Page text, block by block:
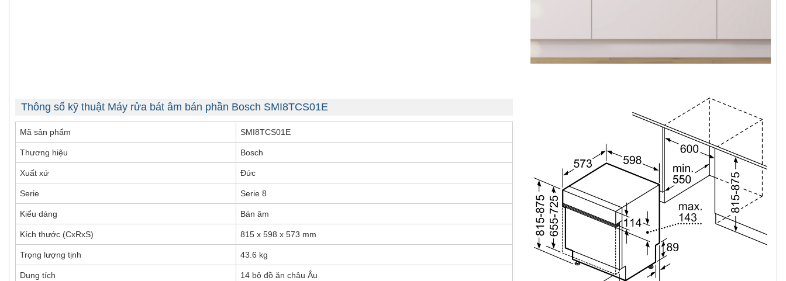
Thông số kỹ thuật Máy rửa bát âm bán phần Bosch SMI8TCS01E
Mã sản phẩm SMI8TCS01E
Thương hiệu Bosch
Xuất xứ Đức
Serie Serie 8
Kiểu dáng Bán âm
Kích thước (CxRxS) 815 x 598 x 573 mm
Trọng lượng tịnh 43.6 kg
Dung tích 14 bộ đồ ăn châu Âu